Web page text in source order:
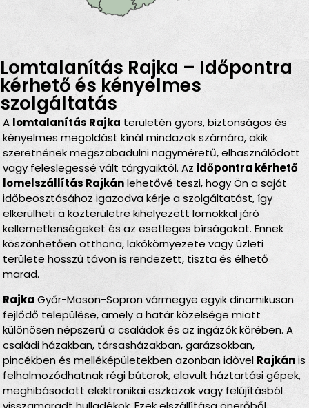
Lomtalanítás Rajka – Időpontra
kérhető és kényelmes
szolgáltatás
A lomtalanítás Rajka területén gyors, biztonságos és
kényelmes megoldást kínál mindazok számára, akik
szeretnének megszabadulni nagyméretű, elhasználódott
vagy feleslegessé vált tárgyaiktól. Az időpontra kérhető
lomelszállítás Rajkánlehetővé teszi, hogy Ön a saját
időbeosztásához igazodva kérje a szolgáltatást, így
elkerülheti a közterületre kihelyezett lomokkal járó
kellemetlenségeket és az esetleges bírságokat. Ennek
köszönhetően otthona, lakókörnyezete vagy üzleti
területe hosszú távon is rendezett, tiszta és élhető
marad.
Rajka Győr-Moson-Sopron vármegye egyik dinamikusan
fejlődő települése, amely a határ közelsége miatt
különösen népszerű a családok és az ingázók körében. A
családi házakban, társasházakban, garázsokban,
pincékben és melléképületekben azonban idővel Rajkánis
felhalmozódhatnak régi bútorok, elavult háztartási gépek,
meghibásodott elektronikai eszközök vagy felújításból